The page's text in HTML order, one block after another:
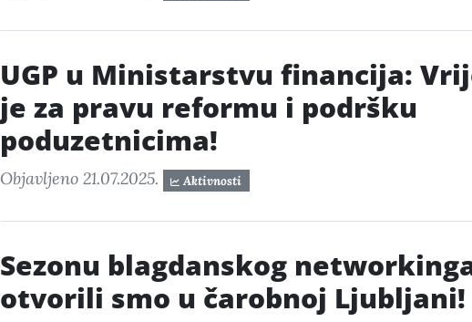
UGP u Ministarstvu financija:
je za pravu reformu i podršku
poduzetnicima!
Objavljeno 21.07.2025. Aktivnosti
Sezonu blagdanskog
otvorili smo u čarobnoj Ljubljani!